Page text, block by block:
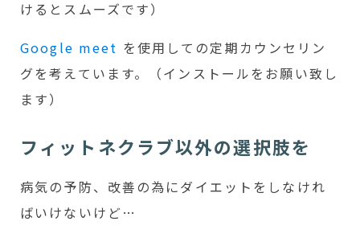
けるとスムーズです）
Google meet を使用しての定期カウンセリン
グを考えています。（インストールをお願い致し
ます）
フィットネクラブ以外の選択肢を
病気の予防、改善の為にダイエットをしなけれ
ばいけないけど…